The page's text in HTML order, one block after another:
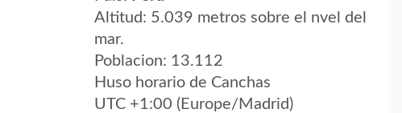
Altitud: 5.039 metros sobre el nvel del
mar.
Poblacion: 13.112
Huso horario de Canchas
UTC +1:00 (Europe/Madrid)